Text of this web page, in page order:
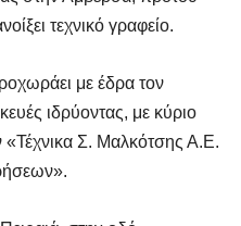
τεχνικό γραφείο.
με έδρα τον
ιδρύοντας, με κύριο
«Τέχνικα Σ. Μαλκότσης Α.Ε.